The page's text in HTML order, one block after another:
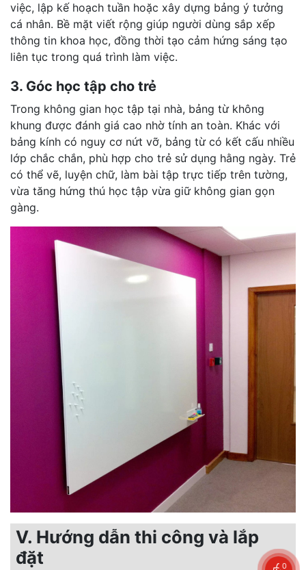
việc, lập kế hoạch tuần hoặc xây dựng bảng ý tưởng
cá nhân. Bề mặt viết rộng giúp người dùng sắp xếp
thông tin khoa học, đồng thời tạo cảm hứng sáng tạo
liên tục trong quá trình làm việc.
3. Góc học tập cho trẻ
Trong không gian học tập tại nhà, bảng từ không
khung được đánh giá cao nhờ tính an toàn. Khác với
bảng kính có nguy cơ nứt vỡ, bảng từ có kết cấu nhiều
lớp chắc chắn, phù hợp cho trẻ sử dụng hằng ngày. Trẻ
có thể vẽ, luyện chữ, làm bài tập trực tiếp trên tường,
vừa tăng hứng thú học tập vừa giữ không gian gọn
gàng.
V. Hướng dẫn thi công và lắp
đặt
0